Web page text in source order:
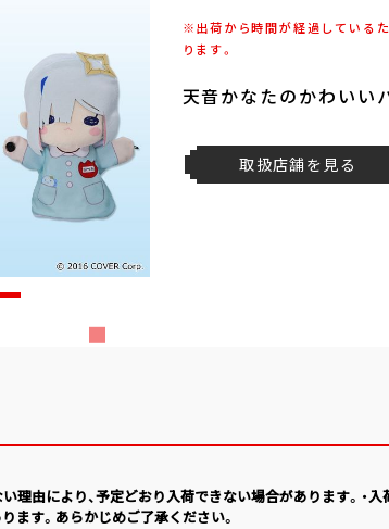
※出荷から時間が経過している
ります。
天音かなたのかわいい
取扱店舗を見る
い理由により、予定どおり入荷できない場合があります。・
ます。あらかじめご了承ください。